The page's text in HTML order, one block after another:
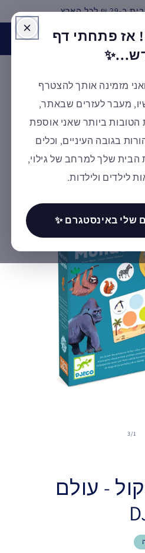
לכל הארץ
לפעילות! בואו לעקוב אחרינו
למעבר לעמוד
דילוג
1
/
3
- עולם
אז פתחתי דף
מזמינה אותך להצטרף
מעבר לעזרים שבאתר,
ביותר שאני אוספת
בגובה העיניים, וכלים
הבית שלך למרחב של גילוי,
לילדים ולילדות.
שלי באינסטגרם ✨